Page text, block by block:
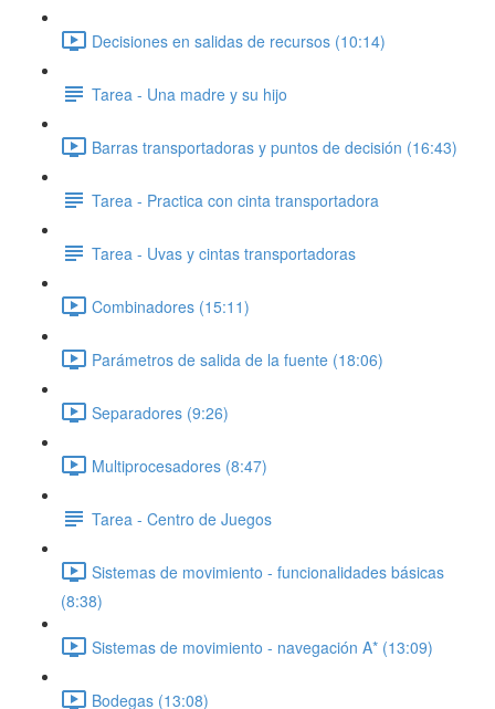
Decisiones en salidas de recursos (10:14)
Tarea - Una madre y su hijo
Barras transportadoras y puntos de decisión (16:43)
Tarea - Practica con cinta transportadora
Tarea - Uvas y cintas transportadoras
Combinadores (15:11)
Parámetros de salida de la fuente (18:06)
Separadores (9:26)
Multiprocesadores (8:47)
Tarea - Centro de Juegos
Sistemas de movimiento - funcionalidades básicas
(8:38)
Sistemas de movimiento - navegación A* (13:09)
Bodegas (13:08)